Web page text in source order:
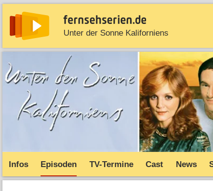
Unter der Sonne Kaliforniens
News Entdecken Streaming TV-Starts
Infos Episoden TV-Termine Cast News